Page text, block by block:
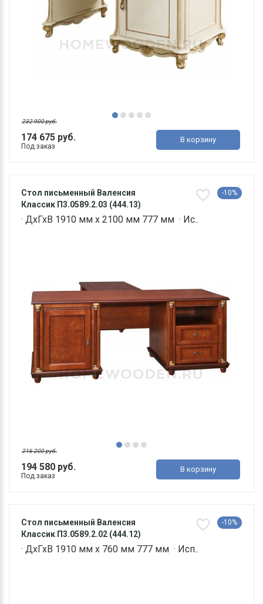
174 675 руб.
232 900 руб.
Под заказ
В корзину
Стол письменный Валенсия
Классик П3.0589.2.03 (444.13)
-10%
· ДхГхВ 1910 мм х 2100 мм 777 мм · Ис..
194 580 руб.
216 200 руб.
Под заказ
В корзину
Стол письменный Валенсия
Классик П3.0589.2.02 (444.12)
-10%
· ДхГхВ 1910 мм х 760 мм 777 мм · Исп..